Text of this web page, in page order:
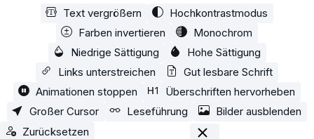
Zum Hauptinhalt springen
Text vergrößern
Hochkontrastmodus
Farben invertieren
Monochrom
Niedrige Sättigung
Hohe Sättigung
Links unterstreichen
Gut lesbare Schrift
Animationen stoppen
Überschriften hervorheben
Großer Cursor
Leseführung
Bilder ausblenden
Zurücksetzen